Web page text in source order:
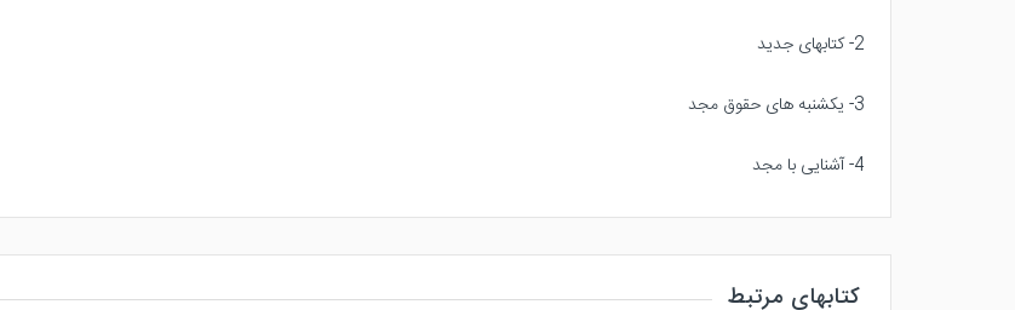
2- کتابهای جدید
3- یکشنبه های حقوق مجد
4- آشنایی با مجد
کتابهای مرتبط